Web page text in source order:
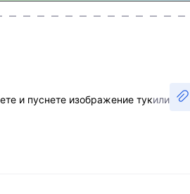
и пуснете изображение тукили